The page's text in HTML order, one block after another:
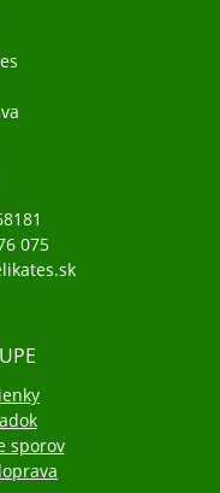
075
sporov